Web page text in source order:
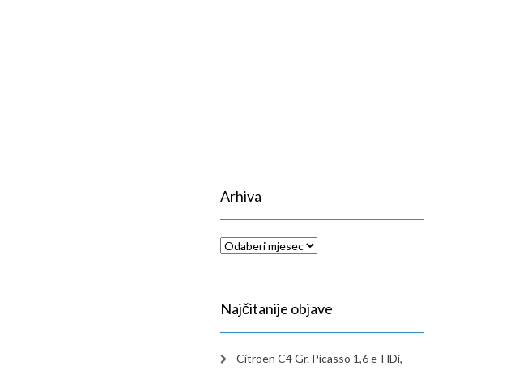
Arhiva
Arhiva
Najčitanije objave
Citroën C4 Gr. Picasso 1,6 e-HDi,